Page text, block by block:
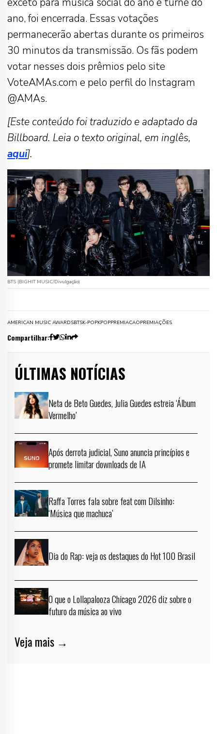
ano, foi encerrada. Essas votações
permanecerão abertas durante os primeiros
30 minutos da transmissão. Os fãs podem
votar nesses dois prêmios pelo site
VoteAMAs.com e pelo perfil do Instagram
@AMAs.
[Este conteúdo foi traduzido e adaptado da
Billboard. Leia o texto original, em inglês,
aqui].
BTS (BIGHIT MUSIC/Divulgação)
AMERICAN MUSIC AWARDSBTSK-POPKPOPPREMIACAOPREMIAÇÕES
Compartilhar:
ÚLTIMAS NOTÍCIAS
Neta de Beto Guedes, Julia Guedes estreia ‘Álbum
Vermelho’
Após derrota judicial, Suno anuncia princípios e
promete limitar downloads de IA
Raffa Torres fala sobre feat com Dilsinho:
‘Música que machuca’
Dia do Rap: veja os destaques do Hot 100 Brasil
O que o Lollapalooza Chicago 2026 diz sobre o
futuro da música ao vivo
Veja mais →